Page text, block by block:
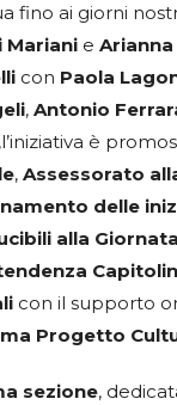
fino ai giorni
Mariani e Arianna
con Paola
, Antonio
,l’iniziativa è
, Assessorato
delle
alla
con il supporto
Progetto
sezione,